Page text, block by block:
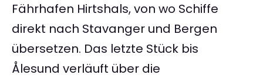
Fährhafen Hirtshals, von wo Schiffe
direkt nach Stavanger und Bergen
übersetzen. Das letzte Stück bis
Ålesund verläuft über die